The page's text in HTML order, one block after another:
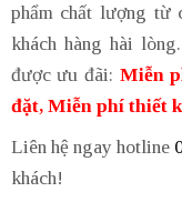
phẩm chất lượng từ
khách hàng hài
được ưu đãi: Miễn
đặt, Miễn phí thiết
Liên hệ ngay hotline
khách!